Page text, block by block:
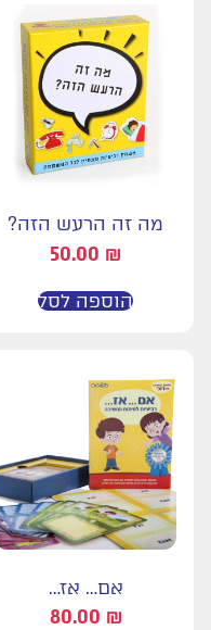
מה זה הרעש הזה?
50.00 ₪
הוספה לסל
אם… אז…
80.00 ₪